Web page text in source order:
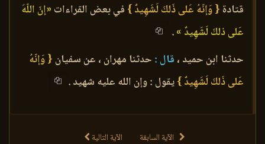
قتادة { وَإنّهُ عَلى ذَلكَ لَشَهِيدٌ } في بعض القراءات «إنّ اللّهَ
عَلى ذلكَ لَشَهِيدٌ ».
حدثنا ابن حميد ، قال : حدثنا مهران ، عن سفيان { وَإنّهُ
عَلى ذَلكَ لَشَهِيدٌ }يقول : وإن الله عليه شهيد .
الآية السابقة الآية التالية